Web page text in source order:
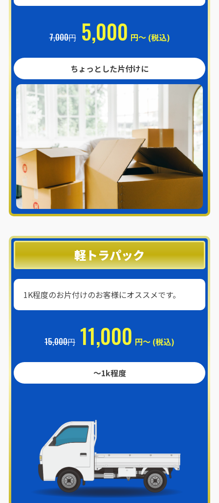
7,000円 5,000 円～ (税込)
ちょっとした片付けに
軽トラパック
1K程度のお片付けのお客様にオススメです。
15,000円 11,000 円～ (税込)
〜1k程度